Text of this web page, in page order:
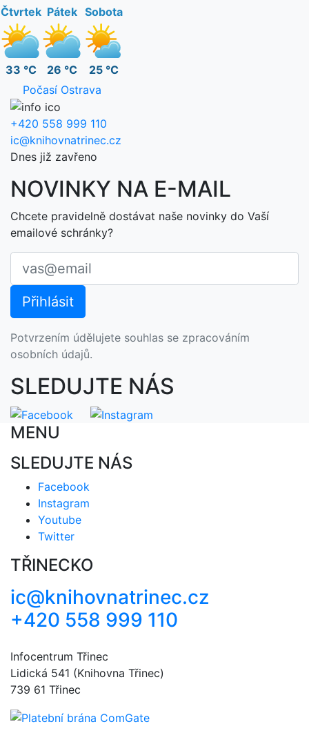
Čtvrtek
33 °C
Pátek
26 °C
Sobota
25 °C
Počasí Ostrava
+420 558 999 110
ic@knihovnatrinec.cz
Dnes již zavřeno
NOVINKY NA E-MAIL
Chcete pravidelně dostávat naše novinky do Vaší
emailové schránky?
Potvrzením údělujete souhlas se zpracováním
osobních údajů.
SLEDUJTE NÁS
MENU
SLEDUJTE NÁS
Facebook
Instagram
Youtube
Twitter
TŘINECKO
ic@knihovnatrinec.cz
+420 558 999 110
Infocentrum Třinec
Lidická 541 (Knihovna Třinec)
739 61 Třinec